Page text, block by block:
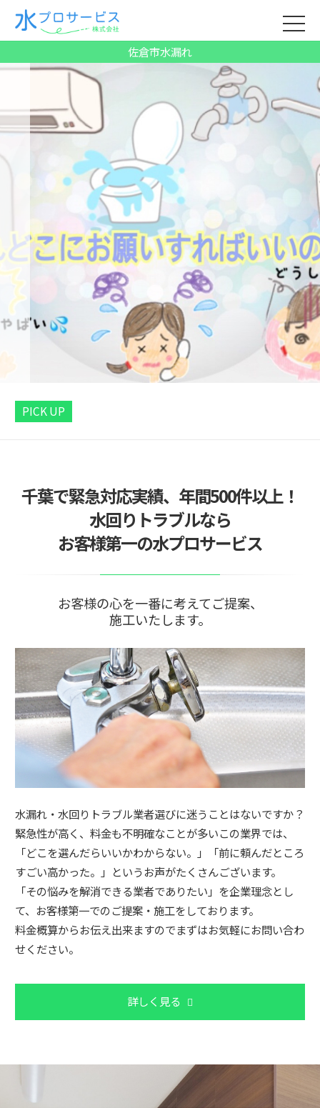
佐倉市水漏れ
PICK UP
千葉で緊急対応実績、年間500件以上！
水回りトラブルなら
お客様第一の水プロサービス
お客様の心を一番に考えてご提案、
施工いたします。
水漏れ・水回りトラブル業者選びに迷うことはないですか？
緊急性が高く、料金も不明確なことが多いこの業界では、
「どこを選んだらいいかわからない。」「前に頼んだところ
すごい高かった。」というお声がたくさんございます。
「その悩みを解消できる業者でありたい」を企業理念とし
て、お客様第一でのご提案・施工をしております。
料金概算からお伝え出来ますのでまずはお気軽にお問い合わ
せください。
詳しく見る